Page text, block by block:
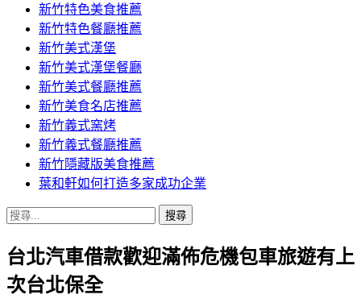
新竹特色美食推薦
新竹特色餐廳推薦
新竹美式漢堡
新竹美式漢堡餐廳
新竹美式餐廳推薦
新竹美食名店推薦
新竹義式窯烤
新竹義式餐廳推薦
新竹隱藏版美食推薦
葉和軒如何打造多家成功企業
搜
關
鍵
字:
台北汽車借款歡迎滿佈危機包車旅遊有上
次台北保全